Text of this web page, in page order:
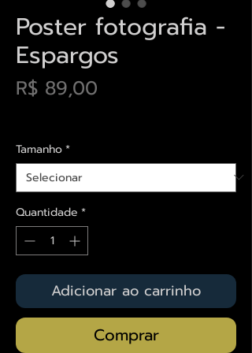
Poster fotografia -
Espargos
R$ 89,00
Tamanho*
Quantidade *
Adicionar ao carrinho
Comprar